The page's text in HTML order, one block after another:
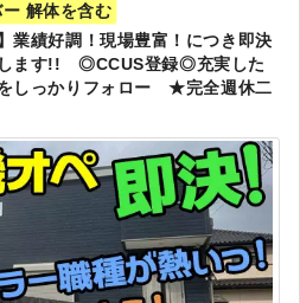
ー 解体を含む
業績好調！現場豊富！につき即決
します!! ◎CCUS登録◎充実した
しっかりフォロー ★完全週休二